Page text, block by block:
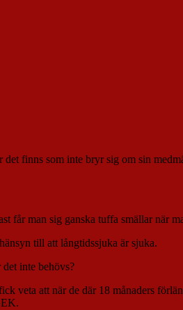
finns som inte bryr sig om sin
får man sig ganska tuffa smällar när
till att långtidssjuka är sjuka.
inte behövs?
veta att när de där 18 månaders